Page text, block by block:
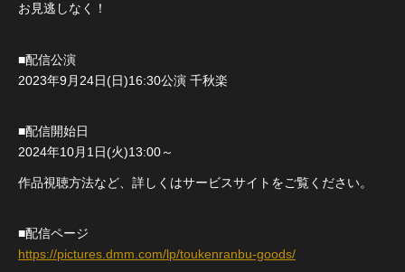
お見逃しなく！
■配信公演
2023年9月24日(日)16:30公演 千秋楽
■配信開始日
2024年10月1日(火)13:00～
作品視聴方法など、詳しくはサービスサイトをご覧ください。
■配信ページ
https://pictures.dmm.com/lp/toukenranbu-goods/